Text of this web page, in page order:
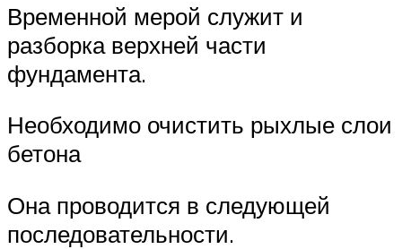
Временной мерой служит и
разборка верхней части
фундамента.
Необходимо очистить рыхлые слои
бетона
Она проводится в следующей
последовательности.